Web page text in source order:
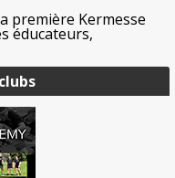
première Kermesse
éducateurs,